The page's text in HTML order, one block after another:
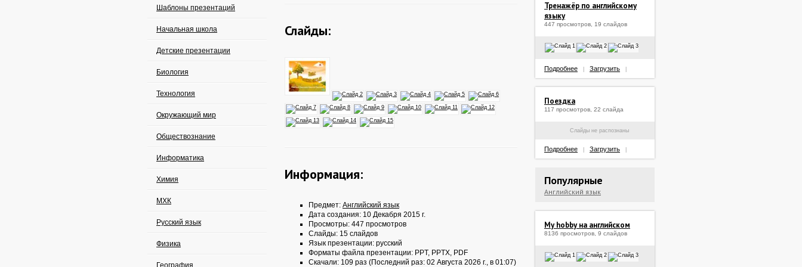
Шаблоны презентаций
Начальная школа
Детские презентации
Биология
Технология
Окружающий мир
Обществознание
Информатика
Химия
МХК
Русский язык
Физика
География
Слайды:
Информация:
Предмет: Английский язык
Дата создания: 10 Декабря 2015 г.
Просмотры: 447 просмотров
Слайды: 15 слайдов
Язык презентации: русский
Форматы файла презентации: PPT, PPTX, PDF
Скачали: 109 раз (Последний раз: 02 Августа 2026 г., в 01:07)
Тренажёр по английскому
языку
447 просмотров, 19 слайдов
Подробнее Загрузить
Поездка
117 просмотров, 22 слайда
Слайды не распознаны
Подробнее Загрузить
Популярные
Английский язык
My hobby на английском
8136 просмотров, 9 слайдов